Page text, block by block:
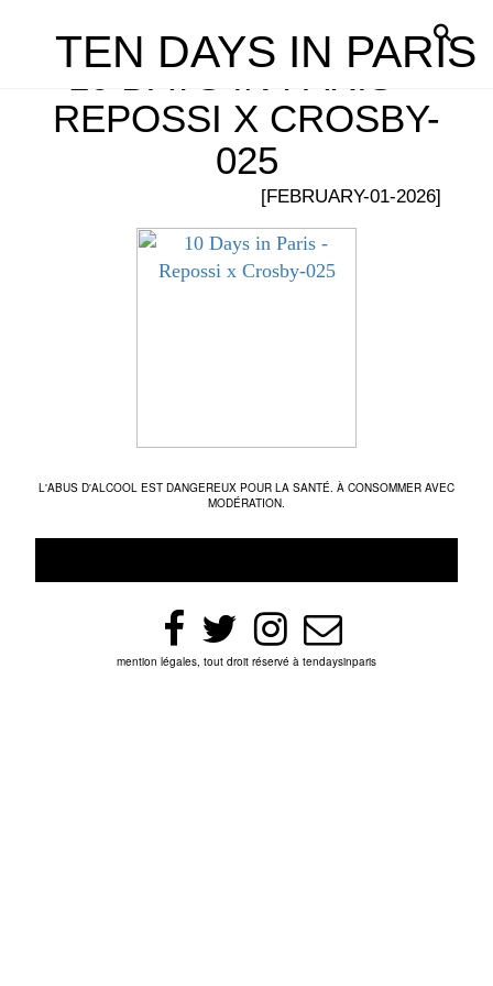
TEN DAYS IN PARIS
10 DAYS IN PARIS –
REPOSSI X CROSBY-
025
[FEBRUARY-01-2026]
L'ABUS D'ALCOOL EST DANGEREUX POUR LA SANTÉ. À CONSOMMER AVEC
MODÉRATION.
mention légales, tout droit réservé à tendaysinparis